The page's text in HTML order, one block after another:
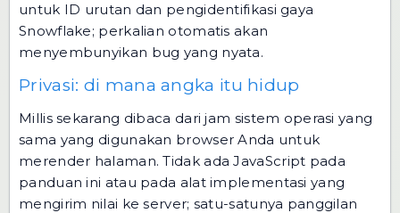
untuk ID urutan dan pengidentifikasi gaya
Snowflake; perkalian otomatis akan
menyembunyikan bug yang nyata.
Privasi: di mana angka itu hidup
Millis sekarang dibaca dari jam sistem operasi yang
sama yang digunakan browser Anda untuk
merender halaman. Tidak ada JavaScript pada
panduan ini atau pada alat implementasi yang
mengirim nilai ke server; satu-satunya panggilan